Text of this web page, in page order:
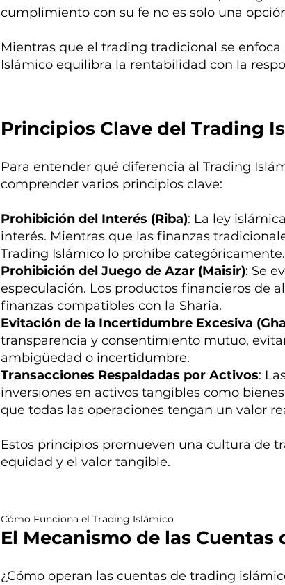
Cómo Funciona el Trading Islámico
El Mecanismo de las
¿Cómo operan las cuentas de trading
cumplimiento con su fe no es solo una
Mientras que el trading tradicional se
Islámico equilibra la rentabilidad con la
Principios Clave del Trading
Para entender qué diferencia al Trading
comprender varios principios clave:
Prohibición del Interés (Riba): La ley
interés. Mientras que las finanzas
Trading Islámico lo prohíbe categóricamente.
Prohibición del Juego de Azar (Maisir): Se
especulación. Los productos financieros de
finanzas compatibles con la Sharia.
Evitación de la Incertidumbre Excesiva
transparencia y consentimiento mutuo,
ambigüedad o incertidumbre.
Transacciones Respaldadas por Activos:
inversiones en activos tangibles como
que todas las operaciones tengan un valor
Estos principios promueven una cultura de
equidad y el valor tangible.